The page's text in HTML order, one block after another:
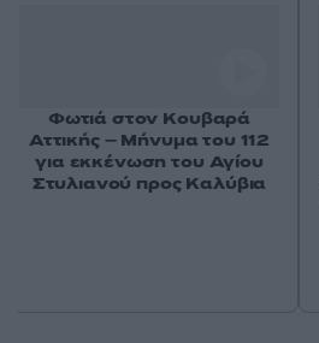
Φωτιά στον Κουβαρά
Αττικής – Μήνυμα του 112
για εκκένωση του Αγίου
Στυλιανού προς Καλύβια